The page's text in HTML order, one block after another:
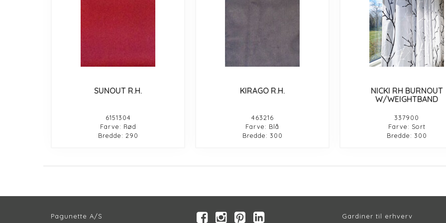
SUNOUT R.H.
6151304
Farve: Rød
Bredde: 290
KIRAGO R.H.
463216
Farve: Blå
Bredde: 300
NICKI RH BURNOUT
W/WEIGHTBAND
337900
Farve: Sort
Bredde: 300
Pagunette A/S Gardiner til erhverv